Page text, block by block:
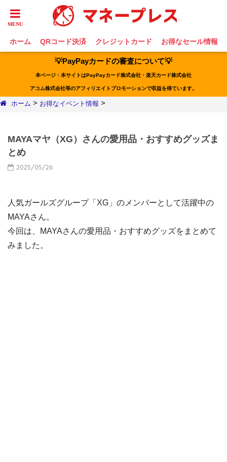
ホーム QRコード決済 クレジットカード お得なセール情報
💡PayPayカードの審査について💡
本ページ・本サイトはPayPayカード株式会社・楽天カード株式会社
アコム株式会社等のアフィリエイトプロモーションで収益を得ています。
ホーム > お得なイベント情報 >
MAYAマヤ（XG）さんの愛用品・おすすめグッズま
とめ
2025/05/26
人気ガールズグループ「XG」のメンバーとして活躍中の
MAYAさん。
今回は、MAYAさんの愛用品・おすすめグッズをまとめて
みました。